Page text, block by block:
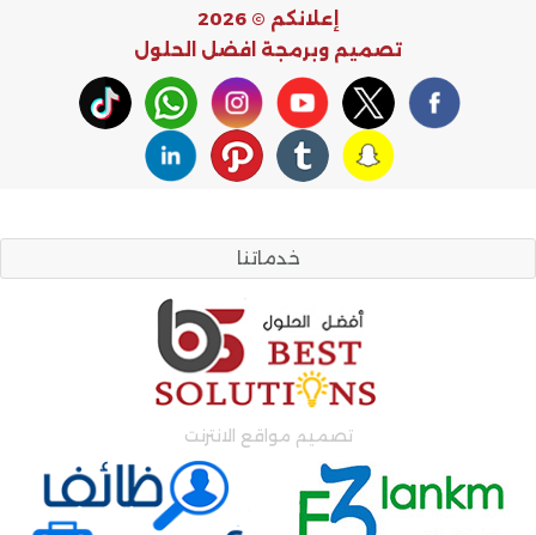
إعلانكم © 2026
تصميم وبرمجة افضل الحلول
خدماتنا
تصميم مواقع الانترنت